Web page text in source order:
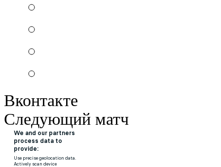
Вконтакте
Следующий матч